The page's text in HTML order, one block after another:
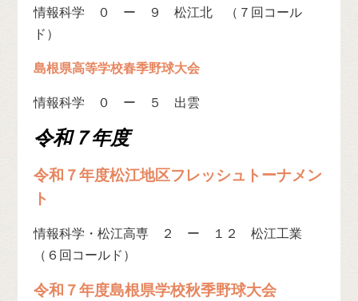
情報科学 ０ ー ９ 松江北 （７回コール
ド）
島根県高等学校春季野球大会
情報科学 ０ ー ５ 出雲
令和７年度
令和７年度松江地区フレッシュトーナメン
ト
情報科学・松江高専 ２ ー １２ 松江工業
（６回コールド）
令和７年度島根県学校秋季野球大会